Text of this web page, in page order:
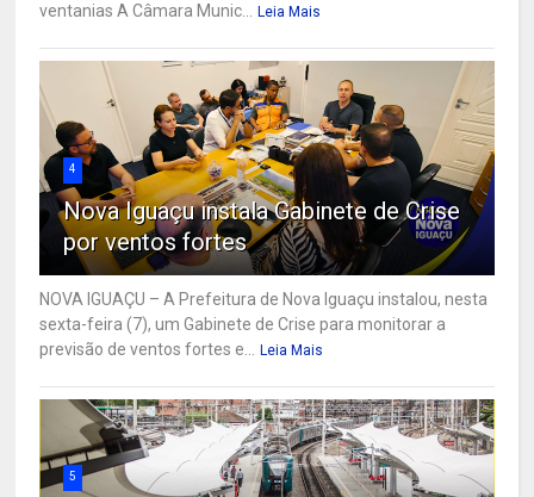
ventanias A Câmara Munic... Leia Mais
4
Nova Iguaçu instala Gabinete de Crise
por ventos fortes
NOVA IGUAÇU – A Prefeitura de Nova Iguaçu instalou, nesta
sexta-feira (7), um Gabinete de Crise para monitorar a
previsão de ventos fortes e... Leia Mais
5